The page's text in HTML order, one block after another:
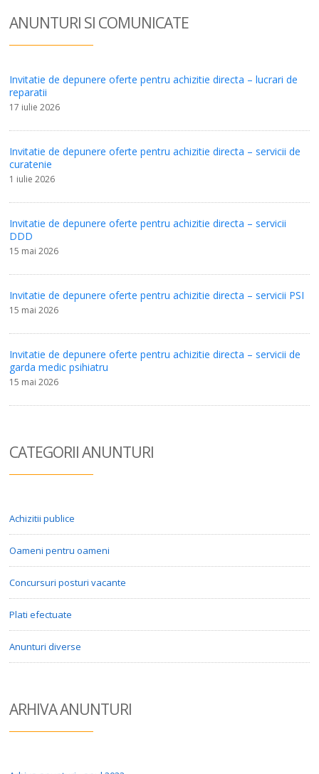
ANUNTURI SI COMUNICATE
Invitatie de depunere oferte pentru achizitie directa – lucrari de
reparatii
17 iulie 2026
Invitatie de depunere oferte pentru achizitie directa – servicii de
curatenie
1 iulie 2026
Invitatie de depunere oferte pentru achizitie directa – servicii
DDD
15 mai 2026
Invitatie de depunere oferte pentru achizitie directa – servicii PSI
15 mai 2026
Invitatie de depunere oferte pentru achizitie directa – servicii de
garda medic psihiatru
15 mai 2026
CATEGORII ANUNTURI
Achizitii publice
Oameni pentru oameni
Concursuri posturi vacante
Plati efectuate
Anunturi diverse
ARHIVA ANUNTURI